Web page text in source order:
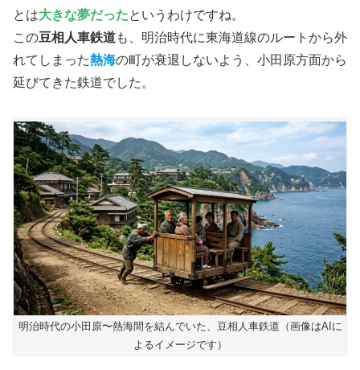
とは大きな夢だったというわけですね。
この豆相人車鉄道も、明治時代に東海道線のルートから外
れてしまった熱海の町が衰退しないよう、小田原方面から
延びてきた鉄道でした。
明治時代の小田原〜熱海間を結んでいた、豆相人車鉄道（画像はAIに
よるイメージです）